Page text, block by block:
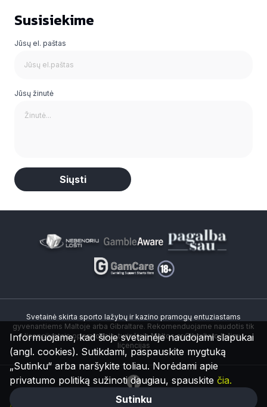
Susisiekime
Jūsų el. paštas
Jūsų žinutė
Svetainė skirta sporto lažybų ir kazino pramogų entuziastams
gyvenantiems Maltoje arba Gibraltare. Rekomenduojame naudotis tik
licencijuotais operatoriais, turinčiais Maltos ar Gibraltaro lošimų
licencijas
© 2026 Visos teisės saugomos.
Informuojame, kad šioje svetainėje naudojami slapukai
(angl. cookies). Sutikdami, paspauskite mygtuką
„Sutinku“ arba naršykite toliau. Norėdami apie
privatumo politiką sužinoti daugiau, spauskite čia.
Sutinku